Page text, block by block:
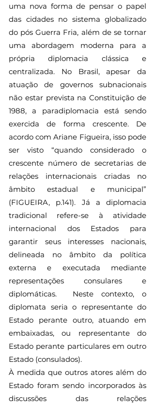
uma nova forma de pensar o papel
das cidades no sistema globalizado
do pós Guerra Fria, além de se tornar
uma abordagem moderna para a
própria diplomacia clássica e
centralizada. No Brasil, apesar da
atuação de governos subnacionais
não estar prevista na Constituição de
1988, a paradiplomacia está sendo
exercida de forma crescente. De
acordo com Ariane Figueira, isso pode
ser visto “quando considerado o
crescente número de secretarias de
relações internacionais criadas no
âmbito estadual e municipal”
(FIGUEIRA, p.141). Já a diplomacia
tradicional refere-se à atividade
internacional dos Estados para
garantir seus interesses nacionais,
delineada no âmbito da política
externa e executada mediante
representações consulares e
diplomáticas.  Neste contexto, o
diplomata seria o representante do
Estado perante outro, atuando em
embaixadas, ou representante do
Estado perante particulares em outro
Estado (consulados).
À medida que outros atores além do
Estado foram sendo incorporados às
discussões das relações